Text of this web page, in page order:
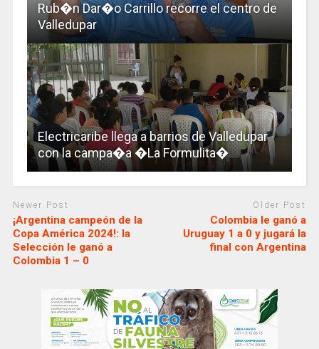
Rub�n Dar�o Carrillo recorre el centro de
Valledupar
Electricaribe llega a barrios de Valledupar
con la campa�a �La Formulita�
Newer Post
¡Argentina campeón de la
Copa América 2024!: la
Selección le ganó a
Colombia 1 – 0
Older Post
Colombia le ganó a
Uruguay 1 a 0 y jugará la
final con Argentina